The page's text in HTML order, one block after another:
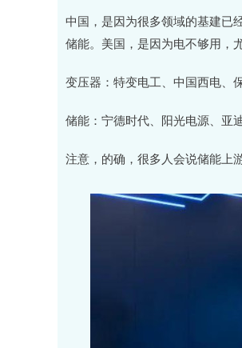
中国，是因为很多领域的基建已
储能。美国，是因为电不够用，
变压器：特变电工、中国西电、
储能：宁德时代、阳光电源、亚
注意，的确，很多人会说储能上